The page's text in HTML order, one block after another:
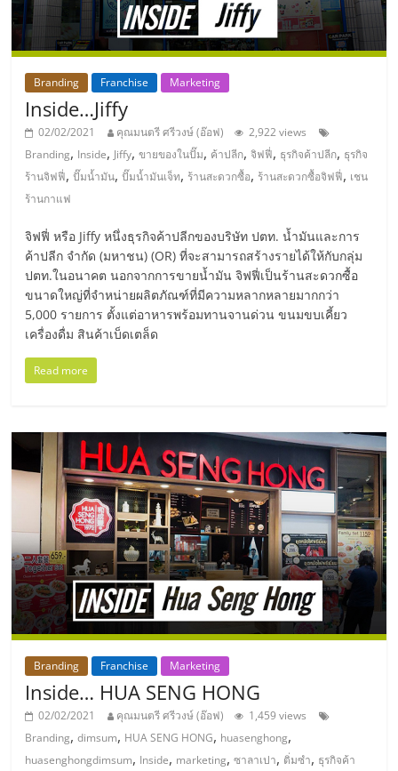
ไชส์,
รวม
แฟ
รน
ไชส์
พร้อม
ทำเล
สำหรับ
เปิด
ปรึกษา
ฟรี,
บริการ
พัฒนา
ระบบ
Branding Franchise Marketing
Inside…Jiffy
02/02/2021 คุณมนตรี ศรีวงษ์ (อ๊อฟ)
2,922 views
Branding, Inside, Jiffy,ขายของในปั๊ม, ค้าปลีก,จิฟฟี่, ธุรกิจค้าปลีก, ธุรกิจ
ร้านจิฟฟี่,ปั๊มน้ำมัน,ปั๊มน้ำมันเจ็ท, ร้านสะดวกซื้อ, ร้านสะดวกซื้อจิฟฟี่, เชน
ร้านกาแฟ
จิฟฟี่ หรือ Jiffy หนึ่งธุรกิจค้าปลีกของบริษัท ปตท. น้ำมันและการ
ค้าปลีก จำกัด (มหาชน) (OR) ที่จะสามารถสร้างรายได้ให้กับกลุ่ม
ปตท.ในอนาคต นอกจากการขายน้ำมัน จิฟฟี่เป็นร้านสะดวกซื้อ
ขนาดใหญ่ที่จำหน่ายผลิตภัณฑ์ที่มีความหลากหลายมากกว่า
5,000 รายการ ตั้งแต่อาหารพร้อมทานจานด่วน ขนมขบเคี้ยว
เครื่องดื่ม สินค้าเบ็ดเตล็ด
Read more
Branding Franchise Marketing
Inside… HUA SENG HONG
02/02/2021 คุณมนตรี ศรีวงษ์ (อ๊อฟ)
1,459 views
Branding,dimsum, HUA SENG HONG, huasenghong,
huasenghongdimsum, Inside, marketing,ซาลาเปา, ติ่มซำ, ธุรกิจค้า